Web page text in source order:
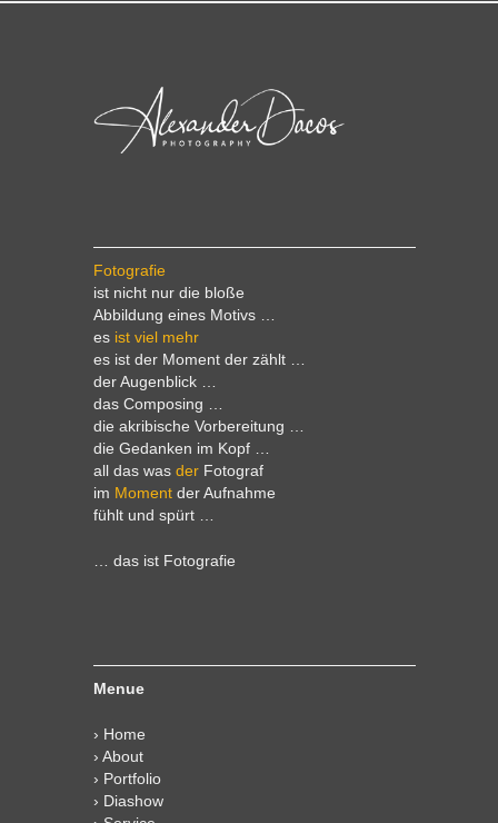
Fotografie
ist nicht nur die bloße
Abbildung eines Motivs …
es ist viel mehr
es ist der Moment der zählt …
der Augenblick …
das Composing …
die akribische Vorbereitung …
die Gedanken im Kopf …
all das was der Fotograf
im Moment der Aufnahme
fühlt und spürt …
… das ist Fotografie
Menue
› Home
› About
› Portfolio
› Diashow